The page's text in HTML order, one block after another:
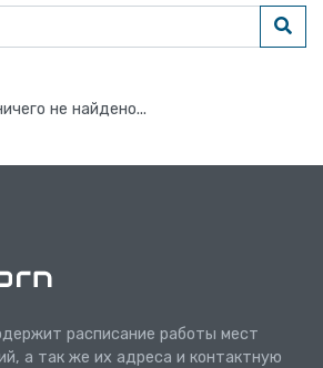
не найдено...
расписание работы мест
а так же их адреса и контактную